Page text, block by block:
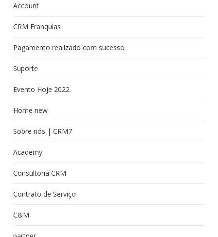
Account
CRM Franquias
Pagamento realizado com sucesso
Suporte
Evento Hoje 2022
Home new
Sobre nós | CRM7
Academy
Consultoria CRM
Contrato de Serviço
C&M